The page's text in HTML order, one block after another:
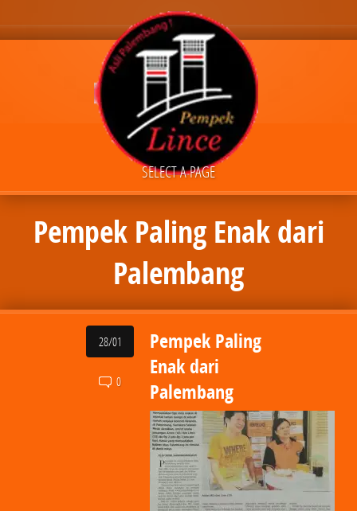
SELECT A PAGE
Pempek Paling Enak dari
Palembang
28/01
0
Pempek Paling
Enak dari
Palembang